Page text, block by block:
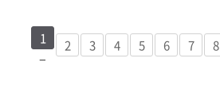
1 2 3 4 5 6 7 8